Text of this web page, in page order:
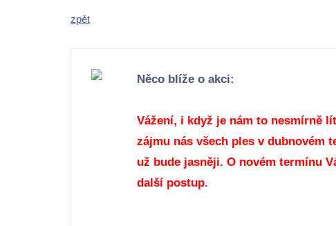
zpět
Něco blíže o akci:
Vážení, i když je nám to nesmírně
zájmu nás všech ples v dubnovém
už bude jasněji. O novém termínu
další postup.